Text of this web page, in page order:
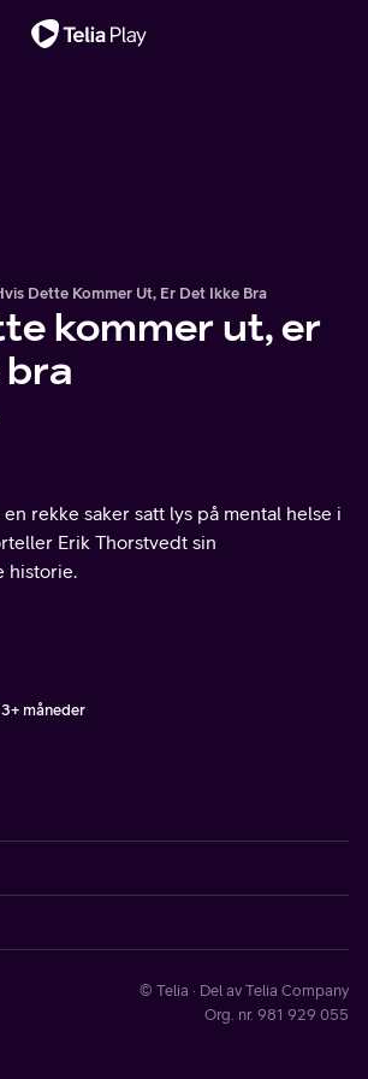
Dette Kommer Ut, Er Det Ikke Bra
kommer ut, er
rekke saker satt lys på mental helse i
Erik Thorstvedt sin
historie.
måneder
© Telia · Del av Telia Company
Org. nr. 981 929 055